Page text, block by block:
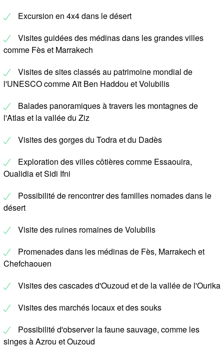
Excursion en 4x4 dans le désert
Visites guidées des médinas dans les grandes villes
comme Fès et Marrakech
Visites de sites classés au patrimoine mondial de
l'UNESCO comme Aït Ben Haddou et Volubilis
Balades panoramiques à travers les montagnes de
l'Atlas et la vallée du Ziz
Visites des gorges du Todra et du Dadès
Exploration des villes côtières comme Essaouira,
Oualidia et Sidi Ifni
Possibilité de rencontrer des familles nomades dans le
désert
Visite des ruines romaines de Volubilis
Promenades dans les médinas de Fès, Marrakech et
Chefchaouen
Visites des cascades d'Ouzoud et de la vallée de l'Ourika
Visites des marchés locaux et des souks
Possibilité d'observer la faune sauvage, comme les
singes à Azrou et Ouzoud